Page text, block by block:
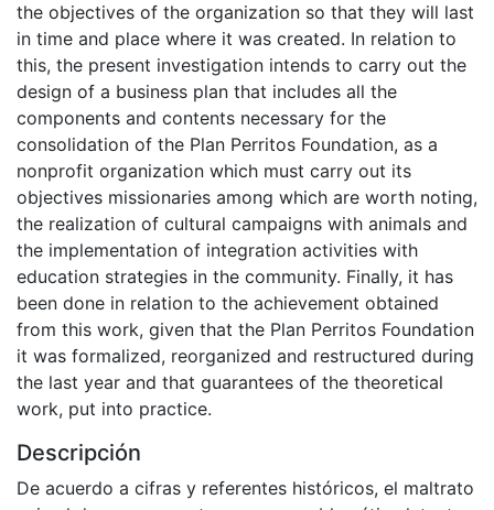
the objectives of the organization so that they will last
in time and place where it was created. In relation to
this, the present investigation intends to carry out the
design of a business plan that includes all the
components and contents necessary for the
consolidation of the Plan Perritos Foundation, as a
nonprofit organization which must carry out its
objectives missionaries among which are worth noting,
the realization of cultural campaigns with animals and
the implementation of integration activities with
education strategies in the community. Finally, it has
been done in relation to the achievement obtained
from this work, given that the Plan Perritos Foundation
it was formalized, reorganized and restructured during
the last year and that guarantees of the theoretical
work, put into practice.
Descripción
De acuerdo a cifras y referentes históricos, el maltrato